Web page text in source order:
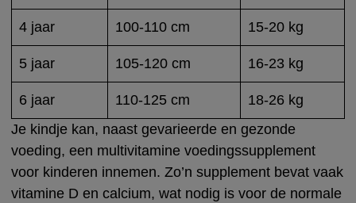
4 jaar 100-110 cm 15-20 kg
5 jaar 105-120 cm 16-23 kg
6 jaar 110-125 cm
18-26 kg
Je kindje kan, naast gevarieerde en gezonde
voeding, een multivitamine voedingssupplement
voor kinderen innemen. Zo’n supplement bevat vaak
vitamine D en calcium, wat nodig is voor de normale